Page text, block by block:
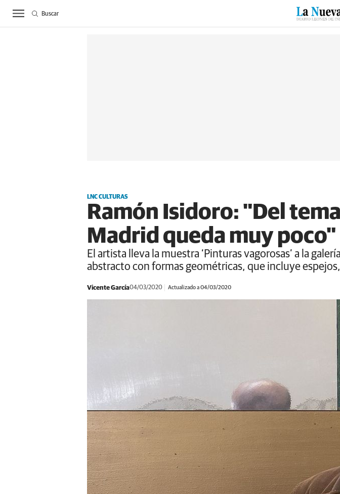
ACTUALIDAD BIERZO SUCESOS CULTURAS
Buscar
LNC CULTURAS
Ramón Isidoro: "Del
Madrid queda muy poco"
El artista lleva la muestra ‘Pinturas vagorosas’ a la
abstracto con formas geométricas, que incluye
Vicente García04/03/2020 Actualizado a 04/03/2020